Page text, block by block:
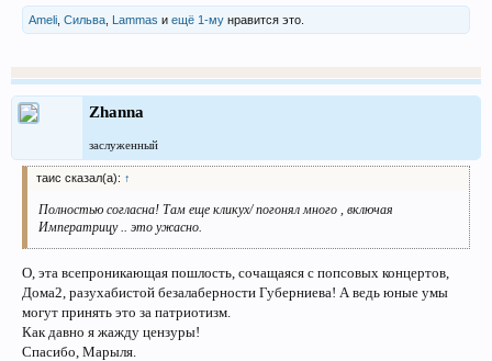
Ameli Сильва Lammas и ещё 1-му нравится это.
Zhanna
заслуженный
таис сказал(а): ↑
Полностью согласна! Там еще кликух/ погонял много , включая
Императрицу .. это ужасно.
О, эта всепроникающая пошлость, сочащаяся с попсовых концертов,
Дома2, разухабистой безалаберности Губерниева! А ведь юные умы
могут принять это за патриотизм.
Как давно я жажду цензуры!
Спасибо, Марыля.